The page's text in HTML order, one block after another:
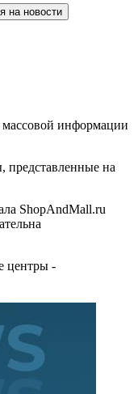
на новости
массовой информации
представленные на
ShopAndMall.ru
-